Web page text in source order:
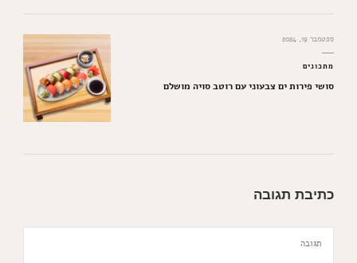
ספטמבר 19, 2024
מתכונים
סושי פירות ים צבעוני עם רוטב סויה מושלם
כתיבת תגובה